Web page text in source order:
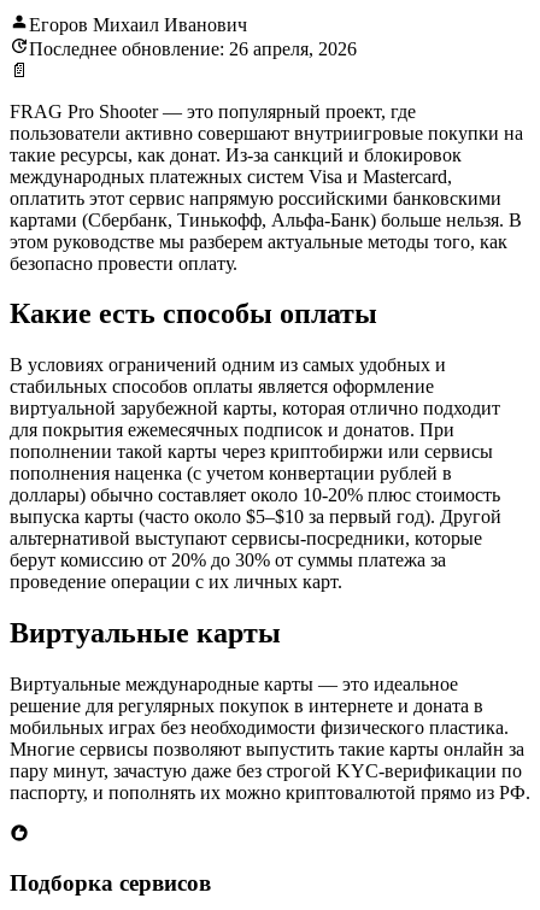
Егоров Михаил Иванович
Последнее обновление: 26 апреля, 2026
📄
FRAG Pro Shooter — это популярный проект, где
пользователи активно совершают внутриигровые покупки на
такие ресурсы, как донат. Из-за санкций и блокировок
международных платежных систем Visa и Mastercard,
оплатить этот сервис напрямую российскими банковскими
картами (Сбербанк, Тинькофф, Альфа-Банк) больше нельзя. В
этом руководстве мы разберем актуальные методы того, как
безопасно провести оплату.
Какие есть способы оплаты
В условиях ограничений одним из самых удобных и
стабильных способов оплаты является оформление
виртуальной зарубежной карты, которая отлично подходит
для покрытия ежемесячных подписок и донатов. При
пополнении такой карты через криптобиржи или сервисы
пополнения наценка (с учетом конвертации рублей в
доллары) обычно составляет около 10-20% плюс стоимость
выпуска карты (часто около $5–$10 за первый год). Другой
альтернативой выступают сервисы-посредники, которые
берут комиссию от 20% до 30% от суммы платежа за
проведение операции с их личных карт.
Виртуальные карты
Виртуальные международные карты — это идеальное
решение для регулярных покупок в интернете и доната в
мобильных играх без необходимости физического пластика.
Многие сервисы позволяют выпустить такие карты онлайн за
пару минут, зачастую даже без строгой KYC-верификации по
паспорту, и пополнять их можно криптовалютой прямо из РФ.
Подборка сервисов